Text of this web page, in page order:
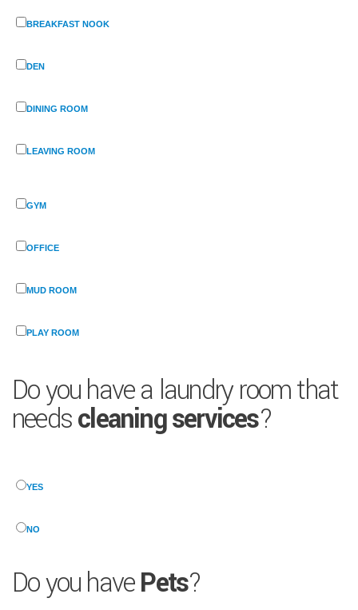
BREAKFAST NOOK
DEN
DINING ROOM
LEAVING ROOM
GYM
OFFICE
MUD ROOM
PLAY ROOM
Do you have a laundry room that
needscleaning services?
YES
NO
Do you havePets?